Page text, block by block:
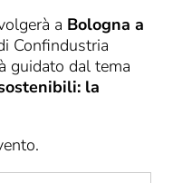
a Bologna a
Confindustria
guidato dal tema
la